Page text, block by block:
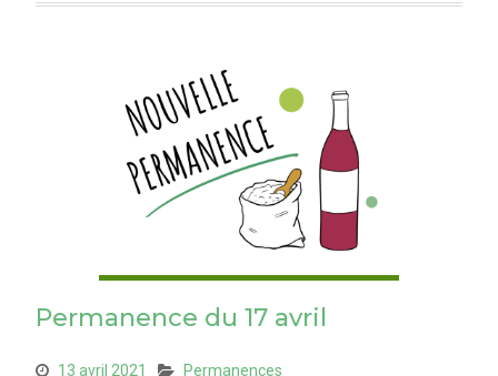
Permanence du 17 avril
13 avril 2021 Permanences